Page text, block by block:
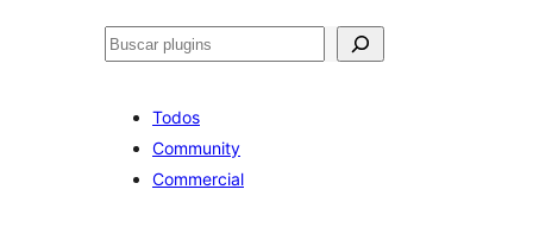
Buscar
Todos
Community
Commercial